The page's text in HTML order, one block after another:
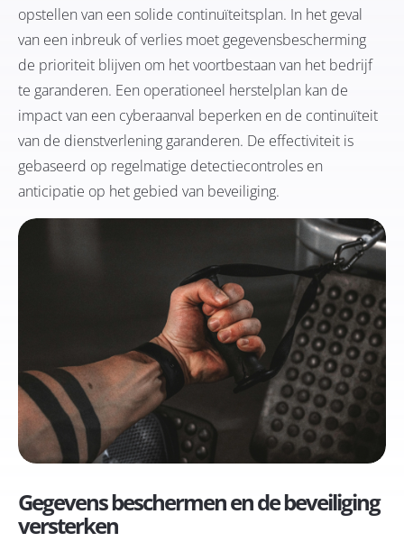
opstellen van een solide continuïteitsplan. In het geval
van een inbreuk of verlies moet gegevensbescherming
de prioriteit blijven om het voortbestaan van het bedrijf
te garanderen. Een operationeel herstelplan kan de
impact van een cyberaanval beperken en de continuïteit
van de dienstverlening garanderen. De effectiviteit is
gebaseerd op regelmatige detectiecontroles en
anticipatie op het gebied van beveiliging.
Gegevens beschermen en de beveiliging
versterken